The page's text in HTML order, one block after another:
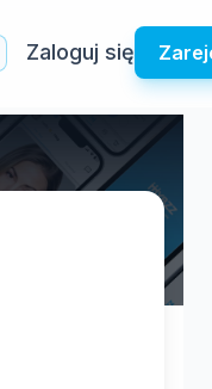
Zaloguj się